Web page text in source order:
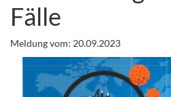
Fälle
Meldung vom: 20.09.2023